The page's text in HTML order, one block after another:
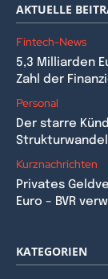
AKTUELLE
Fintech-News
5,3 Milliarden
Zahl der
Personal
Der starre
Strukturwandel
Kurznachrichten
Privates
Euro – BVR
KATEGORIEN